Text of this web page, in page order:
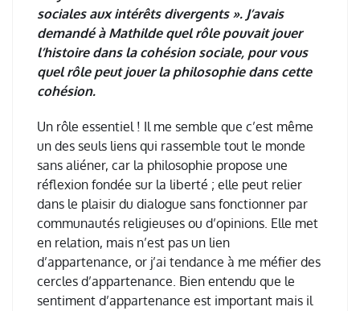
sociales aux intérêts divergents ». J’avais
demandé à Mathilde quel rôle pouvait jouer
l’histoire dans la cohésion sociale, pour vous
quel rôle peut jouer la philosophie dans cette
cohésion.
Un rôle essentiel ! Il me semble que c’est même
un des seuls liens qui rassemble tout le monde
sans aliéner, car la philosophie propose une
réflexion fondée sur la liberté ; elle peut relier
dans le plaisir du dialogue sans fonctionner par
communautés religieuses ou d’opinions. Elle met
en relation, mais n’est pas un lien
d’appartenance, or j’ai tendance à me méfier des
cercles d’appartenance. Bien entendu que le
sentiment d’appartenance est important mais il